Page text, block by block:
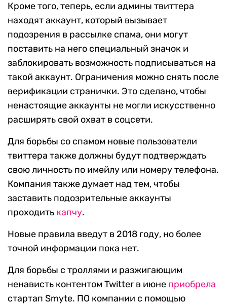
Кроме того, теперь, если админы твиттера
находят аккаунт, который вызывает
подозрения в рассылке спама, они могут
поставить на него специальный значок и
заблокировать возможность подписываться на
такой аккаунт. Ограничения можно снять после
верификации странички. Это сделано, чтобы
ненастоящие аккаунты не могли искусственно
расширять свой охват в соцсети.
Для борьбы со спамом новые пользователи
твиттера также должны будут подтверждать
свою личность по имейлу или номеру телефона.
Компания также думает над тем, чтобы
заставить подозрительные аккаунты
проходить капчу.
Новые правила введут в 2018 году, но более
точной информации пока нет.
Для борьбы с троллями и разжигающим
ненависть контентом Twitter в июне приобрела
стартап Smyte. ПО компании с помощью